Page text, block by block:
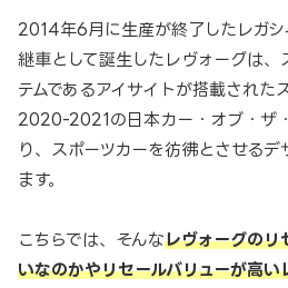
2014年6月に生産が終了したレガ
継車として誕生したレヴォーグは
テムであるアイサイトが搭載された
2020-2021の日本カー・オブ・ザ
り、スポーツカーを彷彿とさせる
ます。
こちらでは、そんなレヴォーグのリ
いなのかやリセールバリューが高